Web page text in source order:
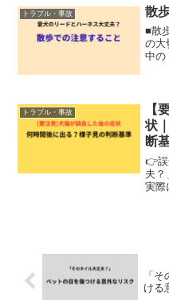
れば
んで
トラブル・事故 散
■散
の大
中の
で
トラブル・事故
【
状
断
👉誤
夫？
実際
「
ける